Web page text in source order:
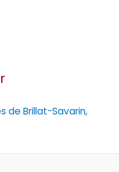
de Brillat-Savarin,